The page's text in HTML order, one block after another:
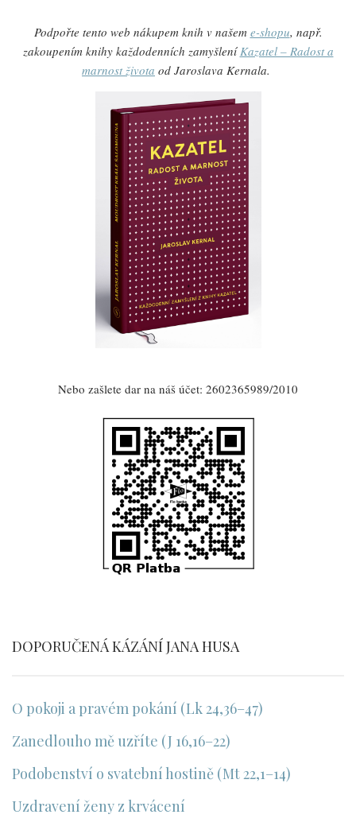
Podpořte tento web nákupem knih v našem e-shopu, např.
zakoupením knihy každodenních zamyšleníKazatel – Radost a
marnost života od Jaroslava Kernala.
Nebo zašlete dar na náš účet: 2602365989/2010
DOPORUČENÁ KÁZÁNÍ JANA HUSA
O pokoji a pravém pokání (Lk 24,36–47)
Zanedlouho mě uzříte (J 16,16–22)
Podobenství o svatební hostině (Mt 22,1–14)
Uzdravení ženy z krvácení